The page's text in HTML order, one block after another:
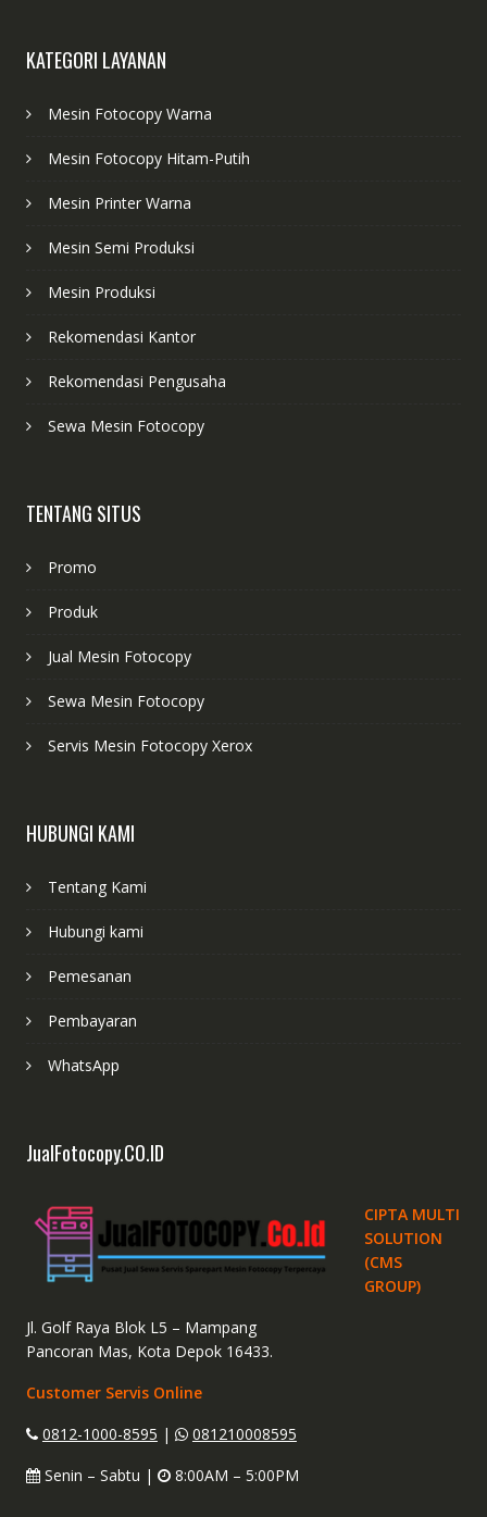
KATEGORI LAYANAN
Mesin Fotocopy Warna
Mesin Fotocopy Hitam-Putih
Mesin Printer Warna
Mesin Semi Produksi
Mesin Produksi
Rekomendasi Kantor
Rekomendasi Pengusaha
Sewa Mesin Fotocopy
TENTANG SITUS
Promo
Produk
Jual Mesin Fotocopy
Sewa Mesin Fotocopy
Servis Mesin Fotocopy Xerox
HUBUNGI KAMI
Tentang Kami
Hubungi kami
Pemesanan
Pembayaran
WhatsApp
JualFotocopy.CO.ID
CIPTA MULTI
SOLUTION
(CMS
GROUP)
Jl. Golf Raya Blok L5 – Mampang
Pancoran Mas, Kota Depok 16433.
Customer Servis Online
0812-1000-8595 |
081210008595
Senin – Sabtu |
8:00AM – 5:00PM